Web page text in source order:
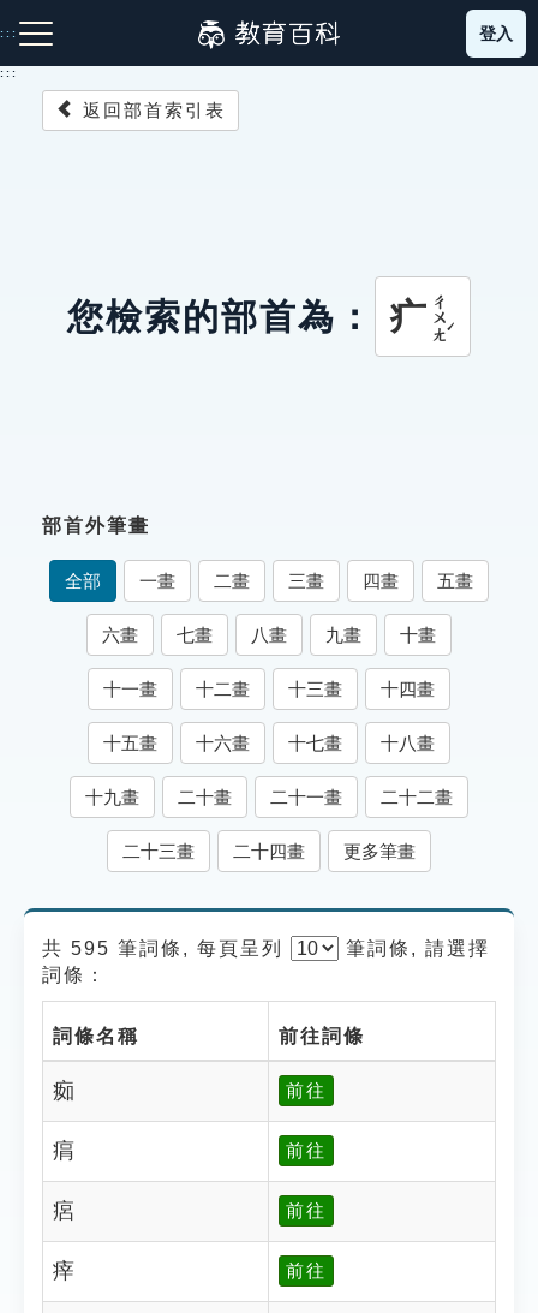
到
主
:::
索引選單
知識索引
單字索引
生命大百科索引
遊戲專區
教學應用
登入
:::
返回部首索引表
您檢索的部首為： 疒ㄔㄨㄤˊ
部首外筆畫
全部 一畫 二畫 三畫 四畫 五畫
六畫 七畫 八畫 九畫 十畫
十一畫 十二畫 十三畫 十四畫
十五畫 十六畫 十七畫 十八畫
十九畫 二十畫 二十一畫 二十二畫
二十三畫 二十四畫 更多筆畫
共 595 筆詞條, 每頁呈列 筆詞條, 請選擇
詞條：
詞條名稱 前往詞條
㾒 前往
㾓 前往
㾔 前往
㾕 前往